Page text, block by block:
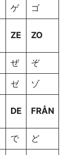
ゲ ゴ
ZE ZO
ぜ ぞ
ゼ ゾ
DE FRÅN
で ど